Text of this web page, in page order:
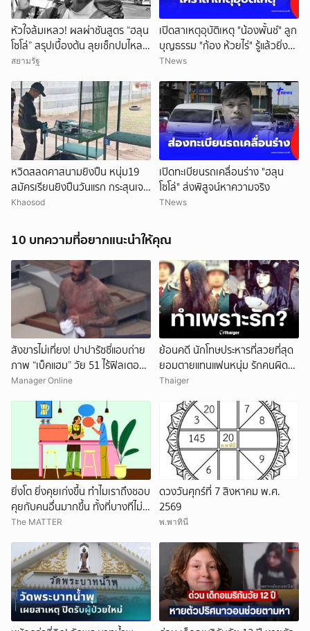
หัวใจล้มเหลว! ผลผ่าชันสูตร “ฮลุน
โซโล่” สรุปเบื้องต้น ลุยเช็กปมไหล
ตาย ยังไม่ตัดทิ้งสารพิษ
สยามรัฐ
เปิดสาเหตุอุบัติเหตุ "น้องพั้นช์" ลูก
บุญธรรม "ก้อง ห้วยไร่" รู้แล้วยิ่ง
สลดใจ
TNews
หวิดสลดคาสนามยิงปืน หนุ่ม19
สมัครเรียนยิงปืนวันแรก กระสุนเจาะ
ท้ายทอย เร่งยื้อชีวิต
Khaosod
เปิดทะเบียนรถเคลื่อนร่าง "ฮลุน
โซโล่" ส่งพิสูจน์หาความจริง
TNews
10 บทความที่อยากแนะนำให้คุณ
สังขารไม่เที่ยง! ปาปารัซซี่แอบถ่าย
ภาพ “เบ็คแฮม” วัย 51 ไร้ฟิลเตอร์
เผยให้เห็นผมบาง-ศีรษะล้าน
Manager Online
ย้อนคดี นักโทษประหารที่สวยที่สุด
ยอมตายแทนแฟนหนุ่ม รักคนผิด
ชีวิตดิ่งเหว
Thaiger
ยิ่งโต ยิ่งคุยเก่งขึ้น ทำไมเราถึงชอบ
คุยกับคนอื่นมากขึ้น ทั้งที่บางทีไม่รู้
จักกันด้วยซ้ำ
The MATTER
ดวงวันศุกร์ที่ 7 สิงหาคม พ.ศ.
2569
พ.พาทินี